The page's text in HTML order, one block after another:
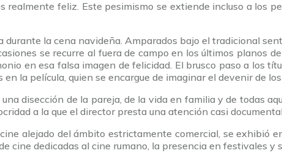
feliz. Este pesimismo se extiende incluso a los
durante la cena navideña. Amparados bajo el tradicional
se recurre al fuera de campo en los últimos planos
en esa falsa imagen de felicidad. El brusco paso a los
la película, quien se encargue de imaginar el devenir de
disección de la pareja, de la vida en familia y de todas
a la que el director presta una atención casi
alejado del ámbito estrictamente comercial, se exhibió
cine dedicadas al cine rumano, la presencia en festivales